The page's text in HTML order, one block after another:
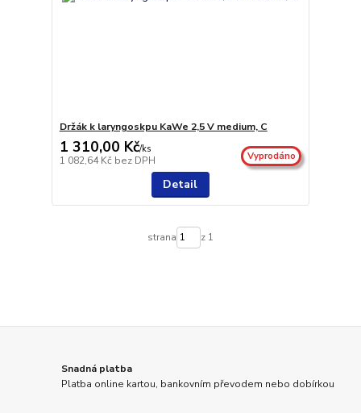
Držák k laryngoskpu KaWe 2,5 V medium, C
1 310,00 Kč/ks
1 082,64 Kč bez DPH Vyprodáno
Detail
strana z 1
Snadná platba
Platba online kartou, bankovním převodem nebo dobírkou